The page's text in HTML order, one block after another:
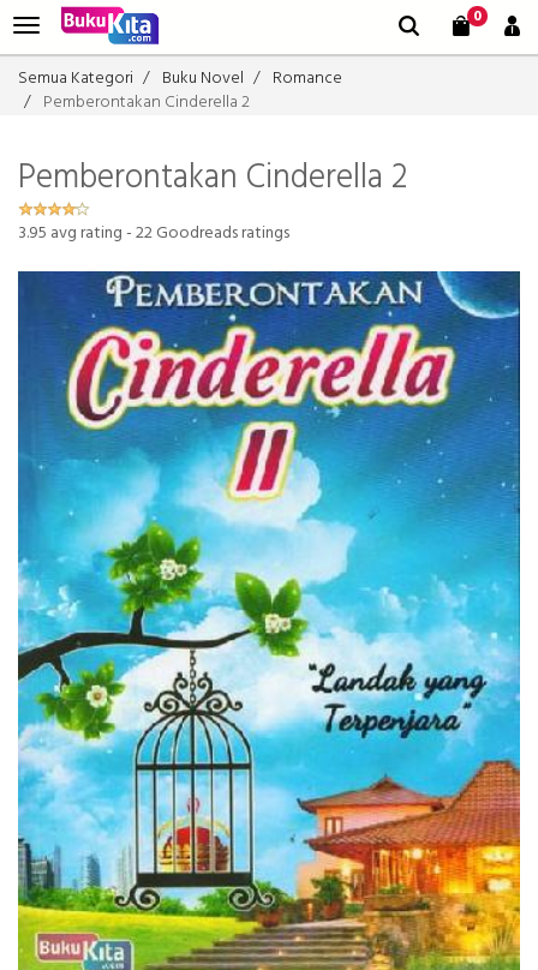
0
Semua Kategori Buku Novel
Romance
Pemberontakan Cinderella 2
Pemberontakan Cinderella 2
3.95 avg rating -22Goodreads ratings